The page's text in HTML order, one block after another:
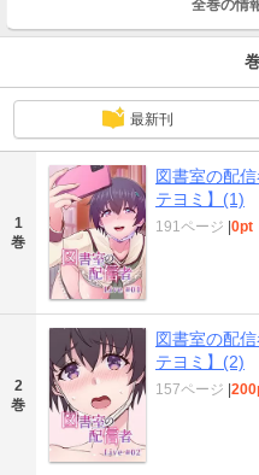
全巻の情
最新刊
1
巻
図書室の配
テヨミ】(1)
191ページ |0pt
2
巻
図書室の配
テヨミ】(2)
157ページ |